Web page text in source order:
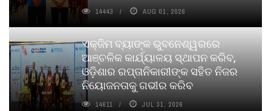
14443 AUG 01, 2026
ଏକ୍ଜିମ ବ୍ୟାଙ୍କ ଭୁବନେଶ୍ୱରରେ
ଆଞ୍ଚଳିକ କାର୍ଯ୍ୟାଳୟ ସ୍ଥାପନ କରିବ,
ଓଡ଼ିଶାର ରପ୍ତାନିକାରୀଙ୍କ ସହିତ ନିଜର
ନିୟୋଜନତାକୁ ଗଭୀର କରିବ
14611 JUL 31, 2026